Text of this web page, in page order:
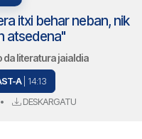
itxi behar neban, nik
atsedena"
da literatura jaialdia
A | 14:13
• DESKARGATU